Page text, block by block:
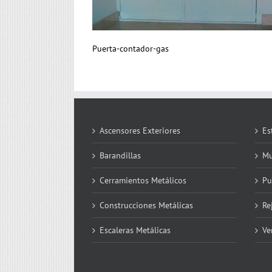
Puerta-contador-gas
Ascensores Exteriores
Barandillas
Cerramientos Metálicos
Construcciones Metálicas
Escaleras Metálicas